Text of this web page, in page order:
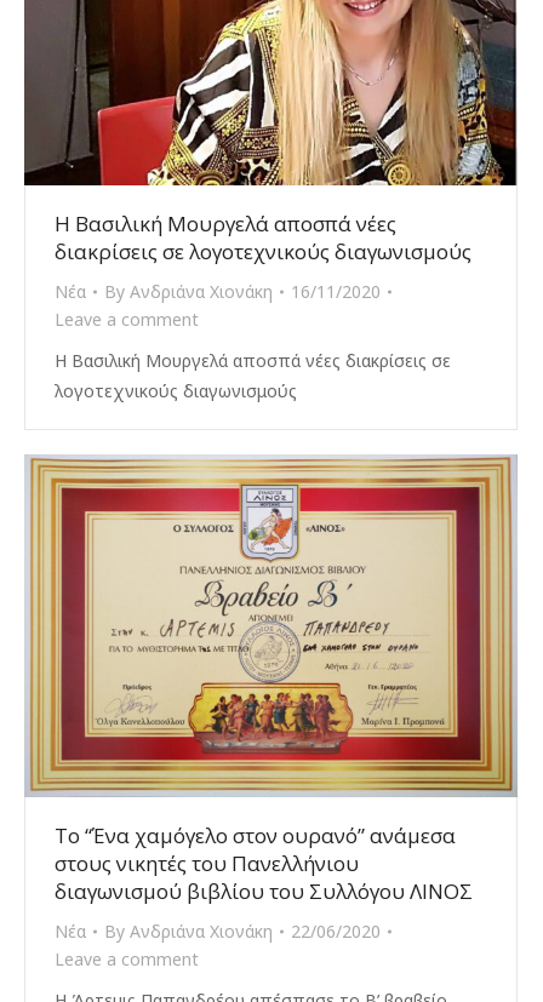
Η Βασιλική Μουργελά αποσπά νέες
διακρίσεις σε λογοτεχνικούς διαγωνισμούς
Νέα By Ανδριάνα Χιονάκη
16/11/2020
Leave a comment
Η Βασιλική Μουργελά αποσπά νέες διακρίσεις σε
λογοτεχνικούς διαγωνισμούς
To “Ένα χαμόγελο στον ουρανό” ανάμεσα
στους νικητές του Πανελλήνιου
διαγωνισμού βιβλίου του Συλλόγου ΛΙΝΟΣ
Νέα By Ανδριάνα Χιονάκη
22/06/2020
Leave a comment